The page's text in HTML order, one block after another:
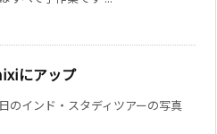
にアップ
のインド・スタディツアーの写真